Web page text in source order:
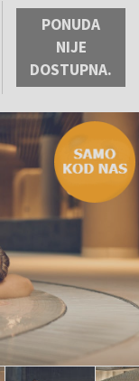
PONUDA
NIJE
DOSTUPNA.